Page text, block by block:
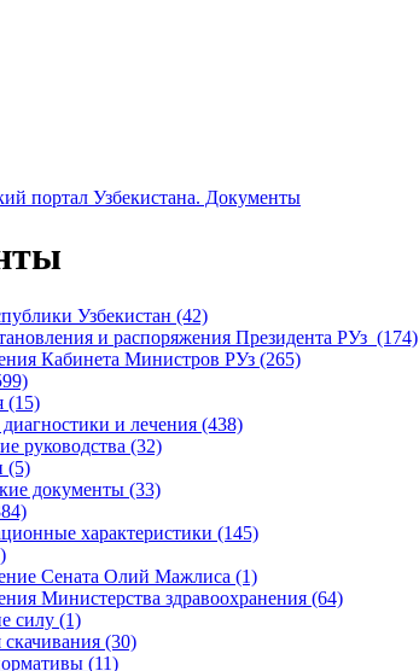
портал Узбекистана. Документы
Узбекистан (42)
и распоряжения Президента РУз (174)
Кабинета Министров РУз (265)
(15)
и лечения (438)
руководства (32)
(5)
документы (33)
характеристики (145)
Сената Олий Мажлиса (1)
Министерства здравоохранения (64)
силу (1)
(30)
(11)